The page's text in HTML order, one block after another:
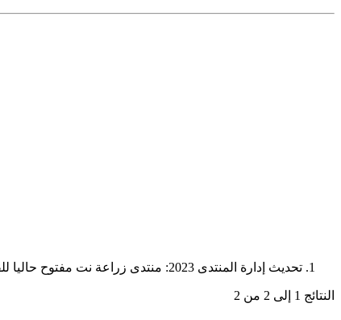
تحديث إدارة المنتدى 2023: منتدى زراعة نت مفتوح حاليا للقراءة فقط، ولا يقبل مشاركات جديدة. يمكنكم استخدام الشريط الظاهر أعلاه للبحث في كافة مواضيع المدوّنة والمنتدى.
النتائج 1 إلى 2 من 2